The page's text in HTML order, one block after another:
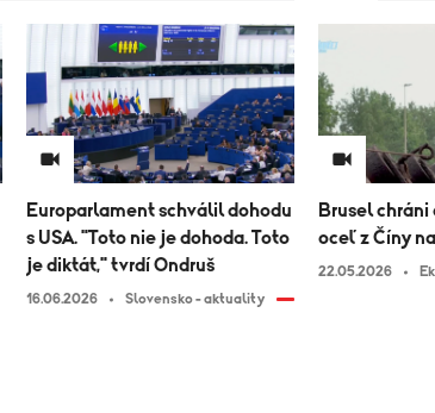
Europarlament schválil dohodu
s USA. "Toto nie je dohoda. Toto
je diktát," tvrdí Ondruš
16.06.2026 Slovensko - aktuality
Brusel
oceľ z Číny
22.05.2026